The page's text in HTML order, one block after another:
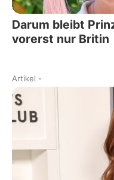
Darum bleibt
vorerst nur Britin
Artikel -